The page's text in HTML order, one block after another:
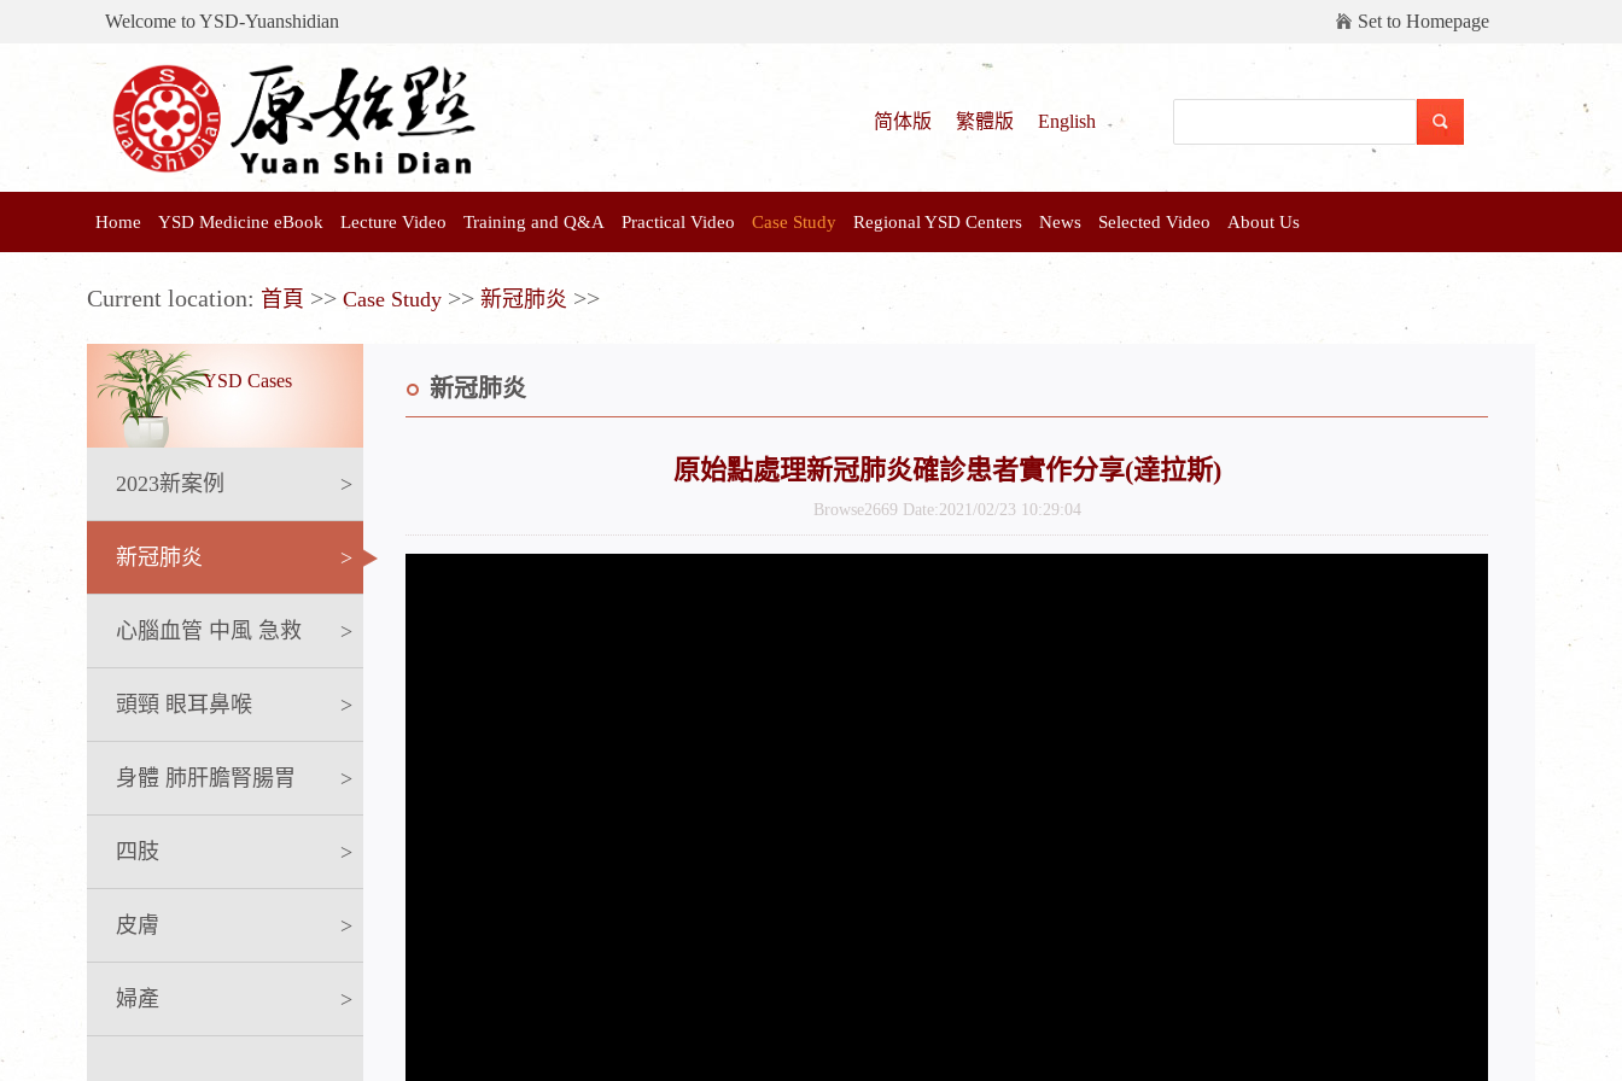
Welcome to YSD-Yuanshidian Set to Homepage
简体版 繁體版 English
Home YSD Medicine eBook Lecture Video Training and Q&A Practical Video Case Study Regional YSD Centers News Selected Video About Us
Current location: 首頁 >> Case Study >> 新冠肺炎 >>
YSD Cases
2023新案例 >
新冠肺炎 >
心腦血管 中風 急救 >
頭頸 眼耳鼻喉 >
身體 肺肝膽腎腸胃 >
四肢 >
皮膚 >
婦產 >
新冠肺炎
原始點處理新冠肺炎確診患者實作分享(達拉斯)
Browse2669 Date:2021/02/23 10:29:04